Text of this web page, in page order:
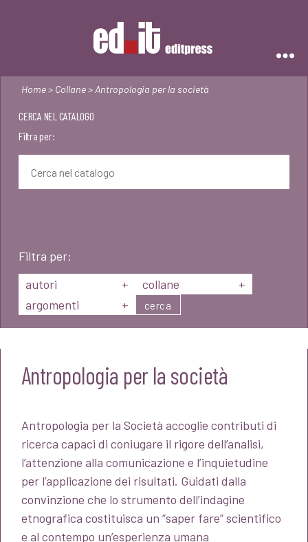
Home> Collane> Antropologia per la società
CERCA NEL CATALOGO
Filtra per:
Filtra per:
autori
+ collane
+
argomenti
+ cerca
Antropologia per la società
Antropologia per la Società accoglie contributi di
ricerca capaci di coniugare il rigore dell’analisi,
l’attenzione alla comunicazione e l’inquietudine
per l’applicazione dei risultati. Guidati dalla
convinzione che lo strumento dell’indagine
etnografica costituisca un “saper fare” scientifico
e al contempo un’esperienza umana